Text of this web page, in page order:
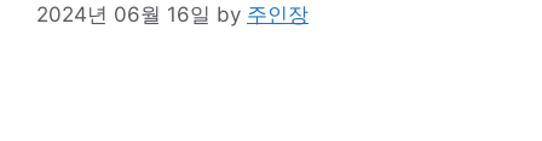
2024년 06월 16일 by 주인장